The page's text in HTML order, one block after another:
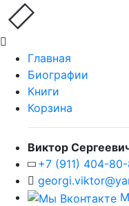
Главная
Биографии
Книги
Корзина
Виктор
+7 (911) 404-80-